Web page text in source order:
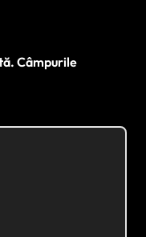
Câmpurile